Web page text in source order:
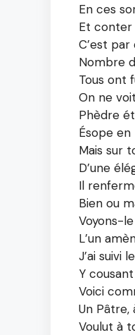
En ces
Et conter
C’est
Nombre
Tous ont
On ne
Phèdre
Ésope
Mais sur
D’une
Il
Bien ou
Voyons-
L’un
J’ai suivi
Y
Voici
Un Pâtre,
Voulut à